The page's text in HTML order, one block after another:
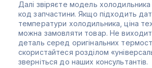
Далі звіряєте модель холодильника
код запчастини. Якщо підходить
температури холодильника, ціна
можна замовляти товар. Не
деталь серед оригінальних
скористайтеся розділом
зверніться до наших консультантів.